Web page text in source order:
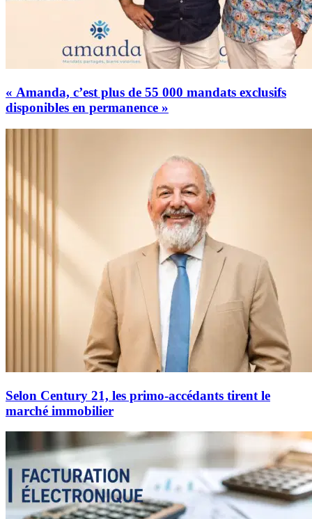
« Amanda, c’est plus de 55 000 mandats exclusifs
disponibles en permanence »
Selon Century 21, les primo-accédants tirent le
marché immobilier